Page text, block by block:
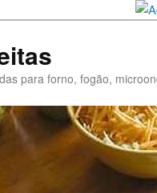
para forno, fogão,